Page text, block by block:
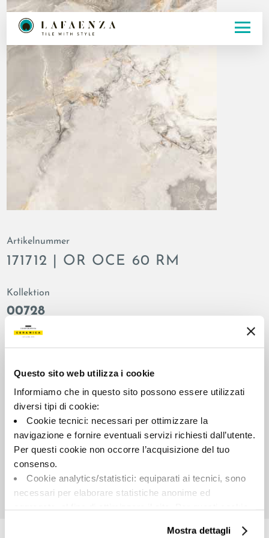
Questo sito web utilizza i cookie
Informiamo che in questo sito possono essere utilizzati
diversi tipi di cookie:
Cookie tecnici: necessari per ottimizzare la
navigazione e fornire eventuali servizi richiesti dall’utente.
Per questi cookie non occorre l’acquisizione del tuo
consenso.
Cookie analytics/statistici: equiparati ai tecnici, sono
necessari per elaborare statistiche anonime ed
Cookie di profilazione/marketing: sono utilizzati, solo
Mostra dettagli
Artikelnummer
171712 | OR OCE 60 RM
Kollektion
00728
Farbe:
Grau
Schlicht
Format:
60.0x60.0
natur
matt
Schattierung:
Maßeinheit:
MQ